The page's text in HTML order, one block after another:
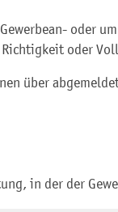
oder
oder
über
in der der